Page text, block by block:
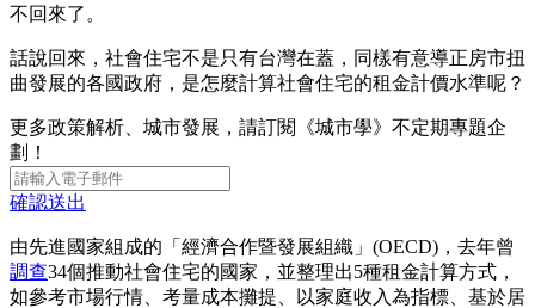
不回來了。
話說回來，社會住宅不是只有台灣在蓋，同樣有意導正房市扭
曲發展的各國政府，是怎麼計算社會住宅的租金計價水準呢？
更多政策解析、城市發展，請訂閱《城市學》不定期專題企
劃！
確認送出
由先進國家組成的「經濟合作暨發展組織」(OECD)，去年曾
調查34個推動社會住宅的國家，並整理出5種租金計算方式，
如參考市場行情、考量成本攤提、以家庭收入為指標、基於居